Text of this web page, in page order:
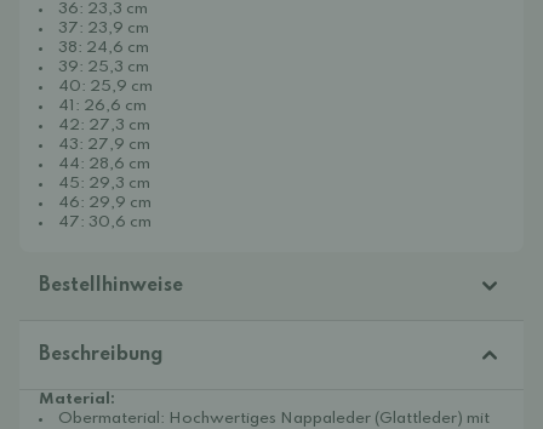
36: 23,3 cm
37: 23,9 cm
38: 24,6 cm
39: 25,3 cm
40: 25,9 cm
41: 26,6 cm
42: 27,3 cm
43: 27,9 cm
44: 28,6 cm
45: 29,3 cm
46: 29,9 cm
47: 30,6 cm
Bestellhinweise
Beschreibung
Material:
Obermaterial: Hochwertiges Nappaleder (Glattleder) mit